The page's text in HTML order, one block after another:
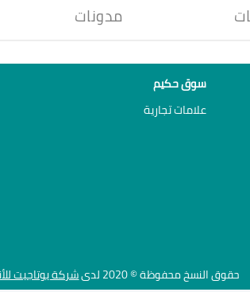
مدونات
سوق حكيم
علامات تجارية
حقوق النسخ محفوظة © 2020 لدى شركة يوتاجيت